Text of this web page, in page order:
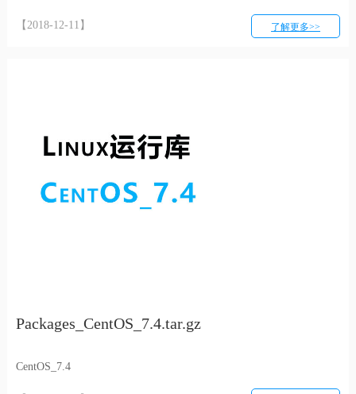
【2018-12-11】 了解更多>>
Packages_CentOS_7.4.tar.gz
CentOS_7.4